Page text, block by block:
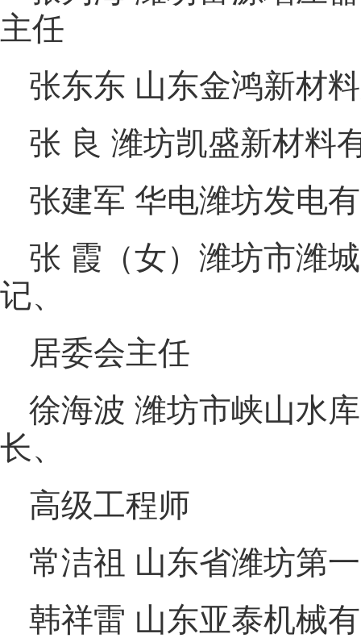
主任
张东东 山东金鸿新材
张 良 潍坊凯盛新材料
张建军 华电潍坊发电
张 霞（女）潍坊市潍
记、
居委会主任
徐海波 潍坊市峡山水
长、
高级工程师
常洁祖 山东省潍坊第
韩祥雷 山东亚泰机械